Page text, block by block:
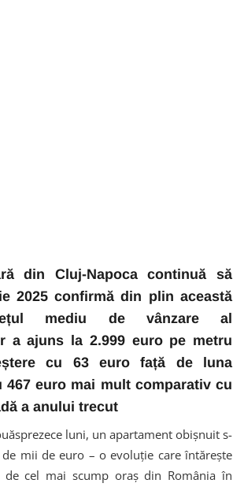
din Cluj-Napoca continuă să
2025 confirmă din plin această
mediu de vânzare al
a ajuns la 2.999 euro pe metru
cu 63 euro față de luna
467 euro mai mult comparativ cu
a anului trecut
luni, un apartament obișnuit s-
mii de euro – o evoluție care întărește
de cel mai scump oraș din România în